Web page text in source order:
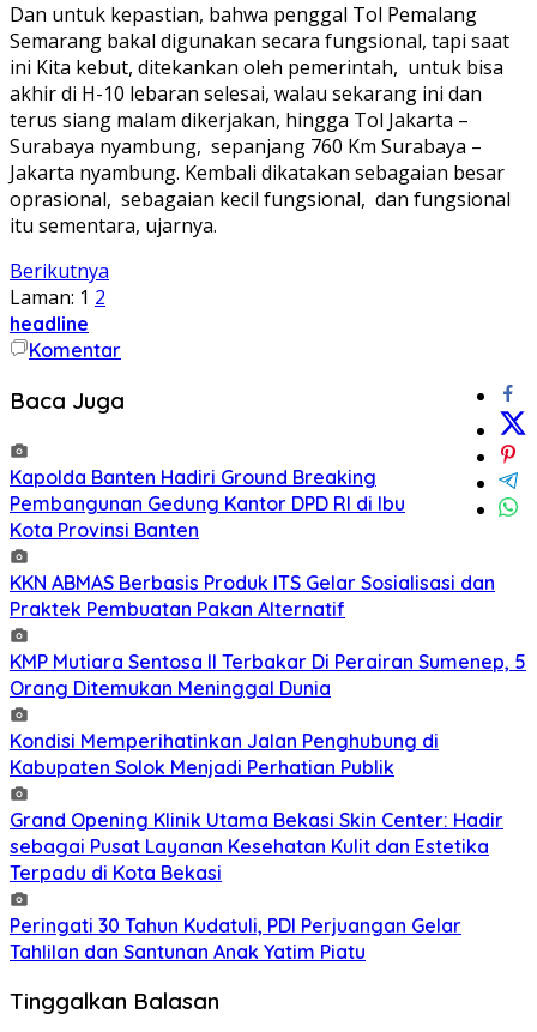
Dan untuk kepastian, bahwa penggal Tol Pemalang
Semarang bakal digunakan secara fungsional, tapi saat
ini Kita kebut, ditekankan oleh pemerintah, untuk bisa
akhir di H-10 lebaran selesai, walau sekarang ini dan
terus siang malam dikerjakan, hingga Tol Jakarta –
Surabaya nyambung, sepanjang 760 Km Surabaya –
Jakarta nyambung. Kembali dikatakan sebagaian besar
oprasional, sebagaian kecil fungsional, dan fungsional
itu sementara, ujarnya.
Berikutnya
Laman: 1 2
headline
Komentar
Baca Juga
Kapolda Banten Hadiri Ground Breaking
Pembangunan Gedung Kantor DPD RI di Ibu
Kota Provinsi Banten
KKN ABMAS Berbasis Produk ITS Gelar Sosialisasi dan
Praktek Pembuatan Pakan Alternatif
KMP Mutiara Sentosa II Terbakar Di Perairan Sumenep, 5
Orang Ditemukan Meninggal Dunia
Kondisi Memperihatinkan Jalan Penghubung di
Kabupaten Solok Menjadi Perhatian Publik
Grand Opening Klinik Utama Bekasi Skin Center: Hadir
sebagai Pusat Layanan Kesehatan Kulit dan Estetika
Terpadu di Kota Bekasi
Peringati 30 Tahun Kudatuli, PDI Perjuangan Gelar
Tahlilan dan Santunan Anak Yatim Piatu
Tinggalkan Balasan